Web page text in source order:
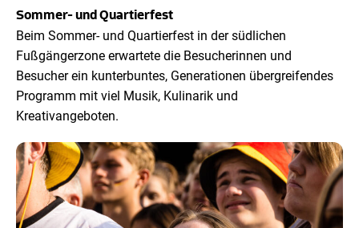
Sommer- und Quartierfest
Beim Sommer- und Quartierfest in der südlichen
Fußgängerzone erwartete die Besucherinnen und
Besucher ein kunterbuntes, Generationen übergreifendes
Programm mit viel Musik, Kulinarik und
Kreativangeboten.